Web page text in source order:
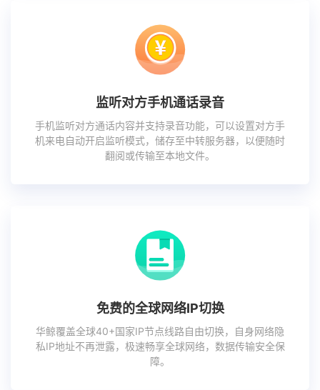
监听对方手机通话录音
手机监听对方通话内容并支持录音功能，可以设置对方手
机来电自动开启监听模式，储存至中转服务器，以便随时
翻阅或传输至本地文件。
免费的全球网络IP切换
华鲸覆盖全球40+国家IP节点线路自由切换，自身网络隐
私IP地址不再泄露，极速畅享全球网络，数据传输安全保
障。